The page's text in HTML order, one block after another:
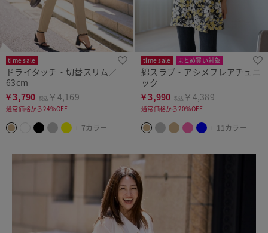
time sale
ドライタッチ・切替スリム／
63cm
¥3,790 税込 ￥4,169
通常価格から24%OFF
+ 7カラー
time sale
まとめ買い対象
人気商品
綿スラブ・アシメフレアチュニ
ック
¥3,990 税込 ￥4,389
通常価格から20%OFF
+ 11カラー